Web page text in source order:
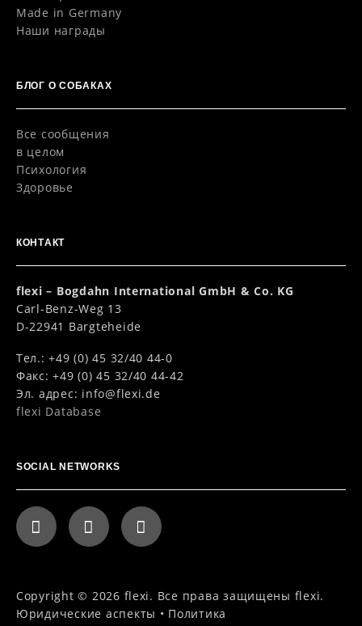
Made in Germany
Наши награды
БЛОГ O СОБАКАХ
Все сообщения
в целом
Психология
Здоровье
КОНТАКТ
flexi – Bogdahn International GmbH & Co. KG
Carl-Benz-Weg 13
D-22941 Bargteheide
Тел.: +49 (0) 45 32/40 44-0
Факс: +49 (0) 45 32/40 44-42
Эл. адрес: info@flexi.de
flexi Database
SOCIAL NETWORKS
Copyright © 2026 flexi. Все права защищены flexi.
Юридические аспекты • Политика